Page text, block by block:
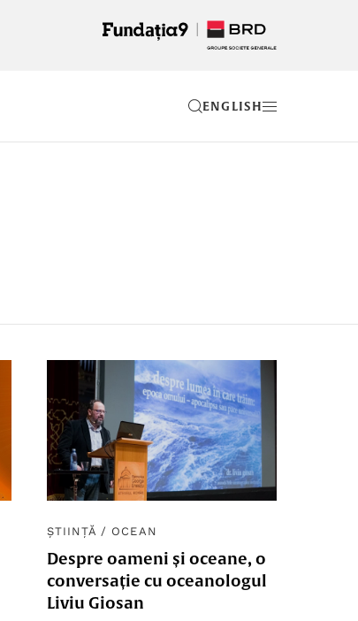
EN
ȘTIINȚĂ / OCEAN
Despre oameni și oceane, o
conversație cu oceanologul
Liviu Giosan